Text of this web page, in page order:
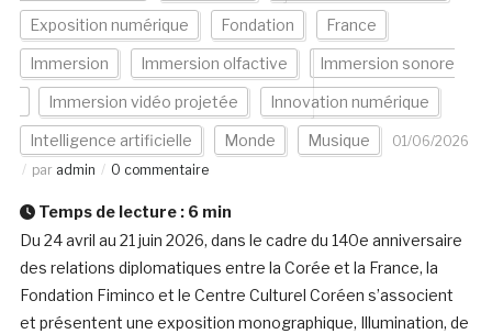
Exposition numérique Fondation France
Immersion Immersion olfactive Immersion sonore
Immersion vidéo projetée Innovation numérique
Intelligence artificielle Monde Musique
01/06/2026
par admin 0 commentaire
Temps de lecture : 6 min
Du 24 avril au 21 juin 2026, dans le cadre du 140e anniversaire
des relations diplomatiques entre la Corée et la France, la
Fondation Fiminco et le Centre Culturel Coréen s’associent
et présentent une exposition monographique, Illumination, de